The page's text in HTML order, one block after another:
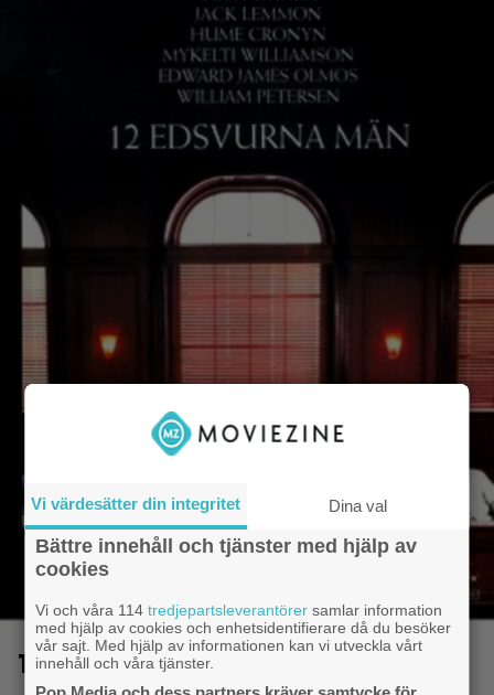
12 edsvurna män
Vi värdesätter din integritet Dina val
Bättre innehåll och tjänster med hjälp av
cookies
Vi och våra 114tredjepartsleverantörer samlar information
med hjälp av cookies och enhetsidentifierare då du besöker
vår sajt. Med hjälp av informationen kan vi utveckla vårt
innehåll och våra tjänster.